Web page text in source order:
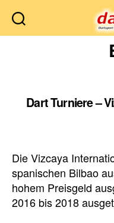
Dart Turniere –
Die Vizcaya
spanischen Bilbao
hohem Preisgeld
2016 bis 2018